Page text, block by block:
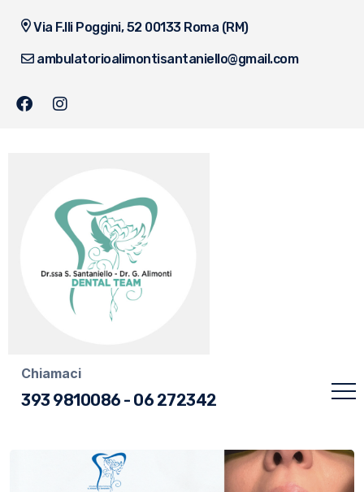
Via F.lli Poggini, 52 00133 Roma (RM)
ambulatorioalimontisantaniello@gmail.com
Chiamaci
393 9810086 - 06 272342